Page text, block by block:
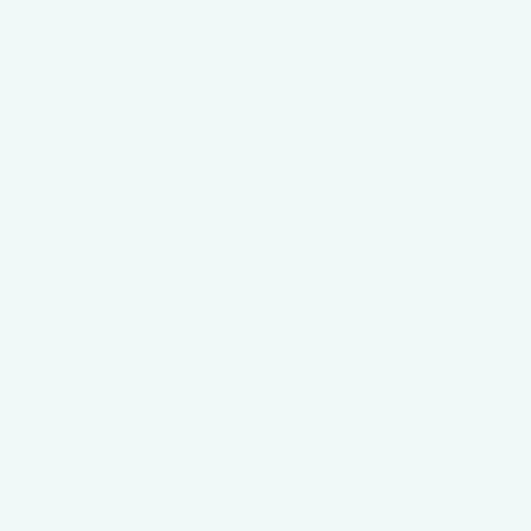
für
ifg/
propaganda-
www.n-
Thema 9:
landtag-
von
zur
die
13-